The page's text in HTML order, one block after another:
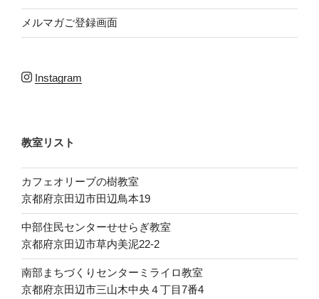
メルマガご登録画面
Instagram
教室リスト
カフェオリーブの樹教室
京都府京田辺市田辺鳥本19
中部住民センターせせらぎ教室
京都府京田辺市草内美泥22-2
南部まちづくりセンターミライロ教室
京都府京田辺市三山木中央４丁目7番4